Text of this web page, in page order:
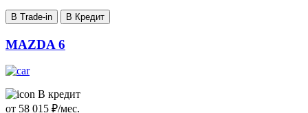
В Trade-in В Кредит
MAZDA 6
В кредит
от 58 015 ₽/мес.